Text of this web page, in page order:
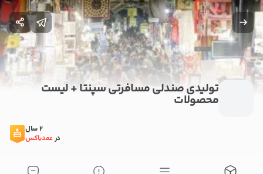
تولیدی صندلی مسافرتی سپنتا + لیست
محصولات
2 سال
درعمدباکس